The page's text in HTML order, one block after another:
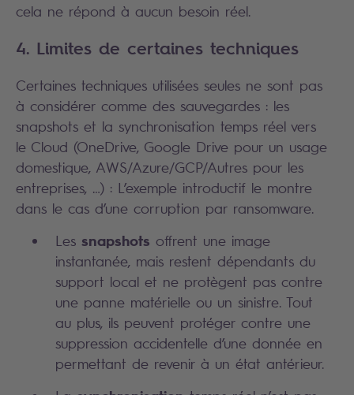
cela ne répond à aucun besoin réel.
4. Limites de certaines techniques
Certaines techniques utilisées seules ne sont pas
à considérer comme des sauvegardes : les
snapshots et la synchronisation temps réel vers
le Cloud (OneDrive, Google Drive pour un usage
domestique, AWS/Azure/GCP/Autres pour les
entreprises, …) : L’exemple introductif le montre
dans le cas d’une corruption par ransomware.
Les snapshots offrent une image
instantanée, mais restent dépendants du
support local et ne protègent pas contre
une panne matérielle ou un sinistre. Tout
au plus, ils peuvent protéger contre une
suppression accidentelle d’une donnée en
permettant de revenir à un état antérieur.